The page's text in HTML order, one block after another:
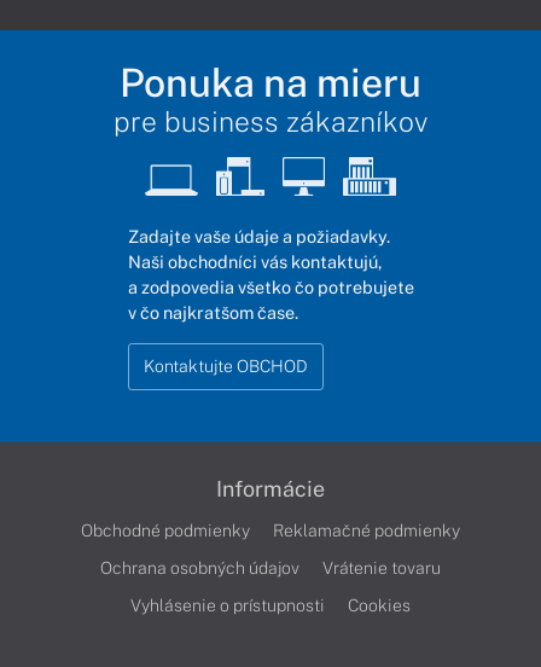
Ponuka na mieru
pre business zákazníkov
Zadajte vaše údaje a požiadavky.
Naši obchodníci vás kontaktujú,
a zodpovedia všetko čo potrebujete
v čo najkratšom čase.
Kontaktujte OBCHOD
Informácie
Obchodné podmienky
Reklamačné podmienky
Ochrana osobných údajov
Vrátenie tovaru
Vyhlásenie o prístupnosti
Cookies